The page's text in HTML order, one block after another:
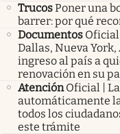
TrucosPoner una
barrer: por qué
Documentos
Dallas, Nueva
ingreso al país a
renovación en su
Atención Oficial |
automáticamente
todos los
este trámite